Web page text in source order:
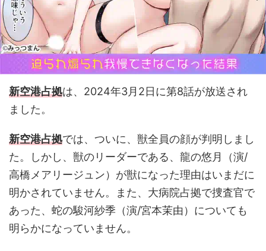
新空港占拠は、2024年3月2日に第8話が放送され
ました。
新空港占拠では、ついに、獣全員の顔が判明しまし
た。しかし、獣のリーダーである、龍の悠月（演/
高橋メアリージュン）が獣になった理由はいまだに
明かされていません。また、大病院占拠で捜査官で
あった、蛇の駿河紗季（演/宮本茉由）についても
明らかになっていません。